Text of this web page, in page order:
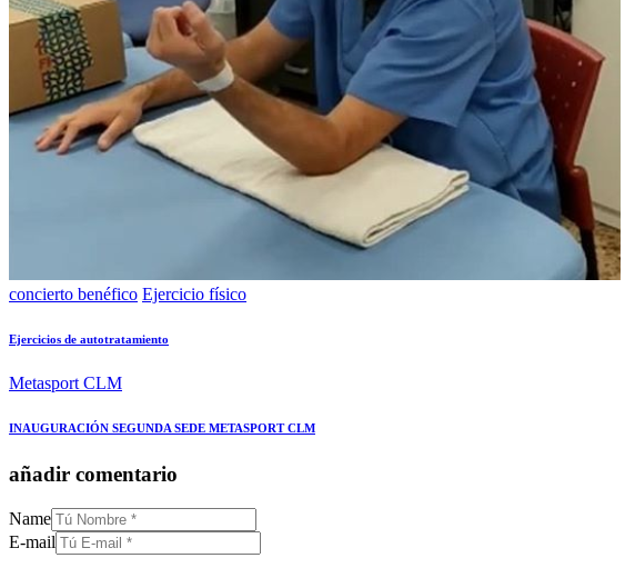
concierto benéfico Ejercicio físico
Ejercicios de autotratamiento
Metasport CLM
INAUGURACIÓN SEGUNDA SEDE METASPORT CLM
añadir comentario
Name
E-mail